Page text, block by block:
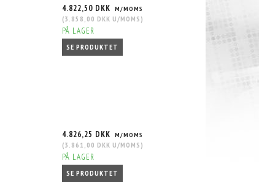
4.822,50 DKK M/MOMS
(3.858,00 DKK U/MOMS )
PÅ LAGER
SE PRODUKTET
4.826,25 DKK M/MOMS
(3.861,00 DKK U/MOMS )
PÅ LAGER
SE PRODUKTET